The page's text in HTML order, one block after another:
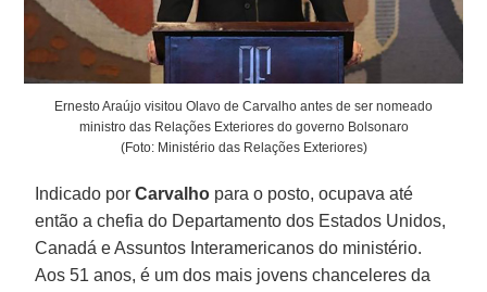
Ernesto Araújo visitou Olavo de Carvalho antes de ser nomeado
ministro das Relações Exteriores do governo Bolsonaro
(Foto: Ministério das Relações Exteriores)
Indicado porCarvalho para o posto, ocupava até
então a chefia do Departamento dos Estados Unidos,
Canadá e Assuntos Interamericanos do ministério.
Aos 51 anos, é um dos mais jovens chanceleres da